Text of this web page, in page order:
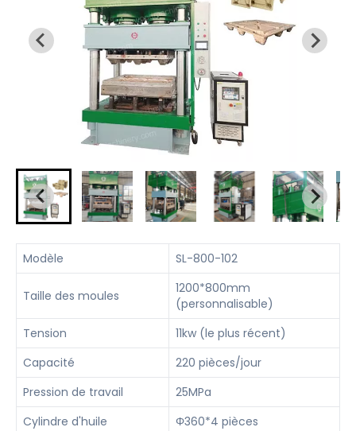
Modèle SL-800-102
Taille des moules
1200*800mm
(personnalisable)
Tension
11kw (le plus récent)
Capacité
220 pièces/jour
Pression de travail
25MPa
Cylindre d'huile
Φ360*4 pièces